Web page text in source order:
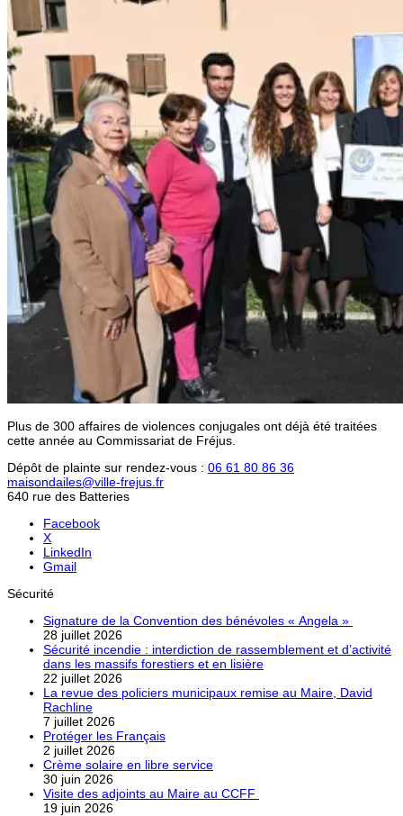
Plus de 300 affaires de violences conjugales ont déjà été traitées
cette année au Commissariat de Fréjus.
Dépôt de plainte sur rendez-vous : 06 61 80 86 36
maisondailes@ville-frejus.fr
640 rue des Batteries
Facebook
X
LinkedIn
Gmail
Sécurité
Signature de la Convention des bénévoles « Angela »
28 juillet 2026
Sécurité incendie : interdiction de rassemblement et d’activité
dans les massifs forestiers et en lisière
22 juillet 2026
La revue des policiers municipaux remise au Maire, David
Rachline
7 juillet 2026
Protéger les Français
2 juillet 2026
Crème solaire en libre service
30 juin 2026
Visite des adjoints au Maire au CCFF
19 juin 2026